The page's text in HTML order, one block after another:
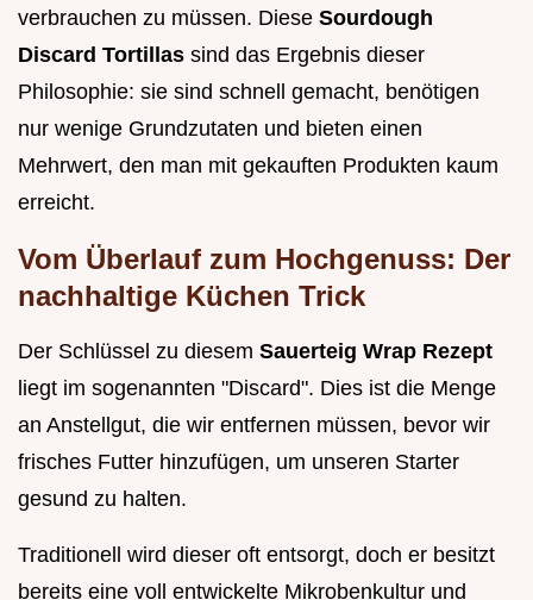
verbrauchen zu müssen. Diese Sourdough
Discard Tortillas sind das Ergebnis dieser
Philosophie: sie sind schnell gemacht, benötigen
nur wenige Grundzutaten und bieten einen
Mehrwert, den man mit gekauften Produkten kaum
erreicht.
Vom Überlauf zum Hochgenuss: Der
nachhaltige Küchen Trick
Der Schlüssel zu diesem Sauerteig Wrap Rezept
liegt im sogenannten "Discard". Dies ist die Menge
an Anstellgut, die wir entfernen müssen, bevor wir
frisches Futter hinzufügen, um unseren Starter
gesund zu halten.
Traditionell wird dieser oft entsorgt, doch er besitzt
bereits eine voll entwickelte Mikrobenkultur und